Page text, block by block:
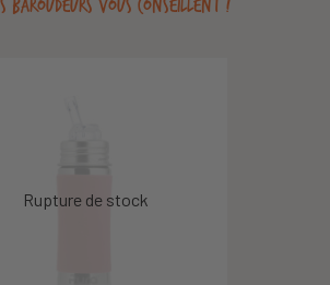
BAROUDEURS VOUS CONSEILLENT !